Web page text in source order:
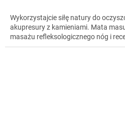
Wykorzystajcie siłę natury do
akupresury z kamieniami. Mata
masażu refleksologicznego nóg i